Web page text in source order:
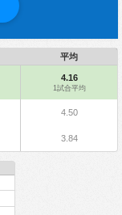
平均
4.16
1試合平均
4.50
3.84